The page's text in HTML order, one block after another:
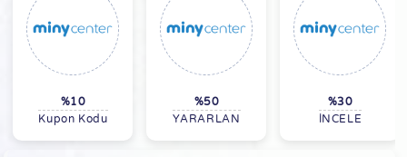
%10
Kupon Kodu
%50
YARARLAN
%30
İNCELE